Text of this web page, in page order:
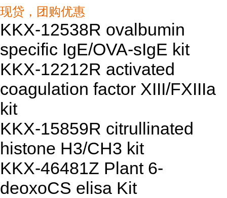
现贷，团购优惠
KKX-12538R ovalbumin
specific IgE/OVA-sIgE kit
KKX-12212R activated
coagulation factor XIII/FXIIIa
kit
KKX-15859R citrullinated
histone H3/CH3 kit
KKX-46481Z Plant 6-
deoxoCS elisa Kit